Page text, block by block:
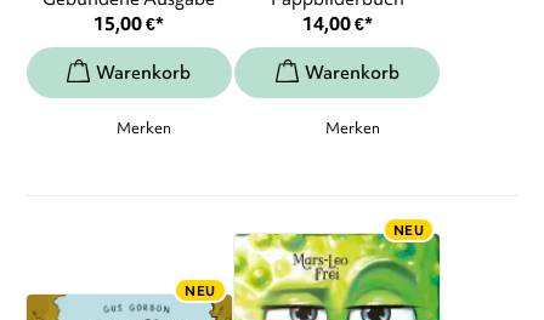
15,00€*
Merken
14,00€*
Merken
NEU
NEU